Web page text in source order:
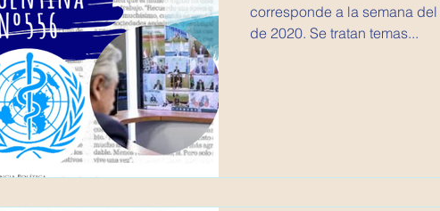
corresponde a la semana
de 2020. Se tratan temas...